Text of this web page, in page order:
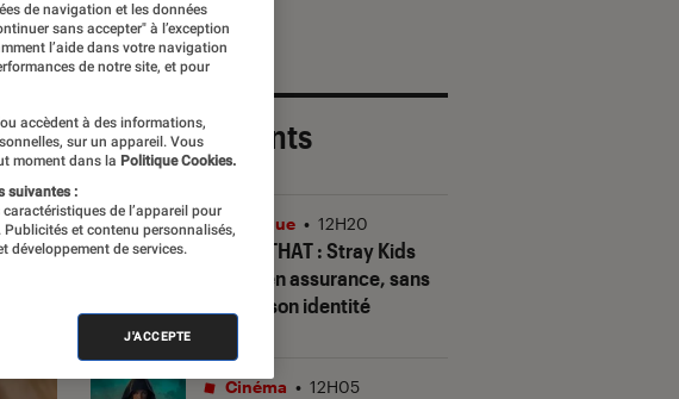
Les plus récents
THIS & THAT: Stray Kids
gagne en assurance, sans
perdre son identité
Musique • 12H20
Cinéma • 12H05
de navigation et les données
sans accepter" à l’exception
l’aide dans votre navigation
de notre site, et pour
accèdent à des informations,
sur un appareil. Vous
moment dans la Politique Cookies.
suivantes :
de l’appareil pour
et contenu personnalisés,
développement de services.
J'ACCEPTE